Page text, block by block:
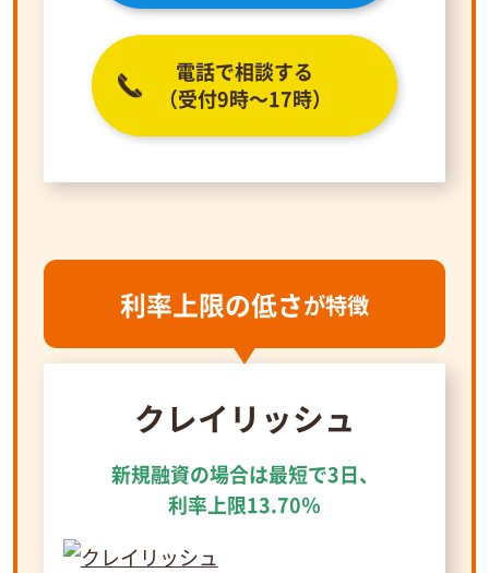
電話で相談する
（受付9時～17時）
利率上限の低さが特徴
クレイリッシュ
新規融資の場合は最短で3日、
利率上限13.70％